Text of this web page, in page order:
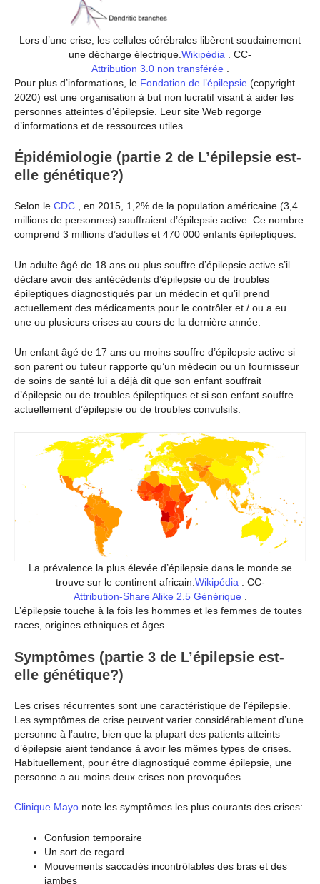
Lors d’une crise, les cellules cérébrales libèrent soudainement
une décharge électrique. Wikipédia . CC-
Attribution 3.0 non transférée.
Pour plus d’informations, le Fondation de l’épilepsie (copyright
2020) est une organisation à but non lucratif visant à aider les
personnes atteintes d’épilepsie. Leur site Web regorge
d’informations et de ressources utiles.
Épidémiologie (partie 2 de L’épilepsie est-
elle génétique?)
Selon le CDC , en 2015, 1,2% de la population américaine (3,4
millions de personnes) souffraient d’épilepsie active. Ce nombre
comprend 3 millions d’adultes et 470 000 enfants épileptiques.
Un adulte âgé de 18 ans ou plus souffre d’épilepsie active s’il
déclare avoir des antécédents d’épilepsie ou de troubles
épileptiques diagnostiqués par un médecin et qu’il prend
actuellement des médicaments pour le contrôler et / ou a eu
une ou plusieurs crises au cours de la dernière année.
Un enfant âgé de 17 ans ou moins souffre d’épilepsie active si
son parent ou tuteur rapporte qu’un médecin ou un fournisseur
de soins de santé lui a déjà dit que son enfant souffrait
d’épilepsie ou de troubles épileptiques et si son enfant souffre
actuellement d’épilepsie ou de troubles convulsifs.
La prévalence la plus élevée d’épilepsie dans le monde se
trouve sur le continent africain.Wikipédia. CC-
Attribution-Share Alike 2.5 Générique.
L’épilepsie touche à la fois les hommes et les femmes de toutes
races, origines ethniques et âges.
Symptômes (partie 3 de L’épilepsie est-
elle génétique?)
Les crises récurrentes sont une caractéristique de l’épilepsie.
Les symptômes de crise peuvent varier considérablement d’une
personne à l’autre, bien que la plupart des patients atteints
d’épilepsie aient tendance à avoir les mêmes types de crises.
Habituellement, pour être diagnostiqué comme épilepsie, une
personne a au moins deux crises non provoquées.
Clinique Mayo note les symptômes les plus courants des crises:
Confusion temporaire
Un sort de regard
Mouvements saccadés incontrôlables des bras et des
jambes